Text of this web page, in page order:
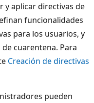
y aplicar directivas de
funcionalidades
para los usuarios, y
cuarentena. Para
Creación de directivas
pueden